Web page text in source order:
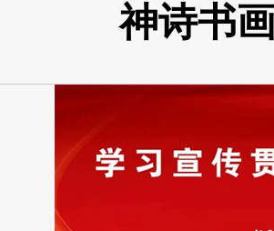
神诗书